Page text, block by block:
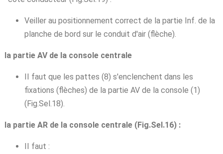
Veiller au positionnement correct de la partie Inf. de la
planche de bord sur le conduit d'air (flèche).
la partie AV de la console centrale
II faut que les pattes (8) s'enclenchent dans les
fixations (flèches) de la partie AV de la console (1)
(Fig.Sel.18).
la partie AR de la console centrale (Fig.Sel.16) :
II faut :